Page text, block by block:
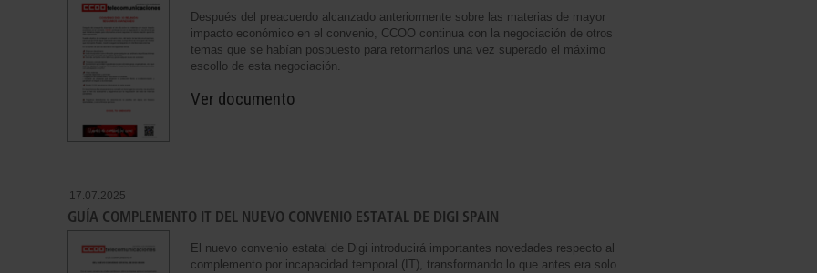
Después del preacuerdo alcanzado anteriormente sobre las materias de mayor
impacto económico en el convenio, CCOO continua con la negociación de otros
temas que se habían pospuesto para retormarlos una vez superado el máximo
escollo de esta negociación.
Ver documento
17.07.2025
GUÍA COMPLEMENTO IT DEL NUEVO CONVENIO ESTATAL DE DIGI SPAIN
El nuevo convenio estatal de Digi introducirá importantes novedades respecto al
complemento por incapacidad temporal (IT), transformando lo que antes era solo